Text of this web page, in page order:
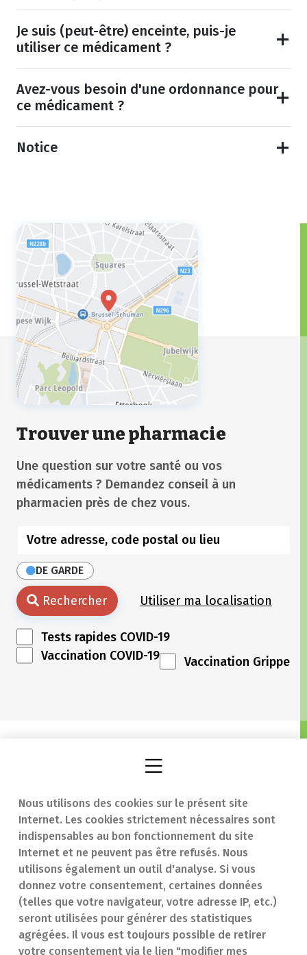
Nous utilisons des cookies sur le présent site
Internet. Les cookies strictement nécessaires sont
indispensables au bon fonctionnement du site
Internet et ne peuvent pas être refusés. Nous
utilisons également un outil d'analyse. Si vous
donnez votre consentement, certaines données
(telles que votre navigateur, votre adresse IP, etc.)
seront utilisées pour générer des statistiques
agrégées. Il vous est toujours possible de retirer
votre consentement via le lien "modifier mes
Je suis (peut-être) enceinte, puis-je
utiliser ce médicament ?
Avez-vous besoin d'une ordonnance pour
ce médicament ?
Notice
Trouver une pharmacie
Une question sur votre santé ou vos
médicaments ? Demandez conseil à un
pharmacien près de chez vous.
DE GARDE
Rechercher Utiliser ma localisation
Tests rapides COVID-19
Vaccination COVID-19
Vaccination Grippe
Trouver une
pharmacie
Notre expertise
Maladies
Médicaments
En cas d'urgence
Contact
Questions
fréquentes (FAQ)